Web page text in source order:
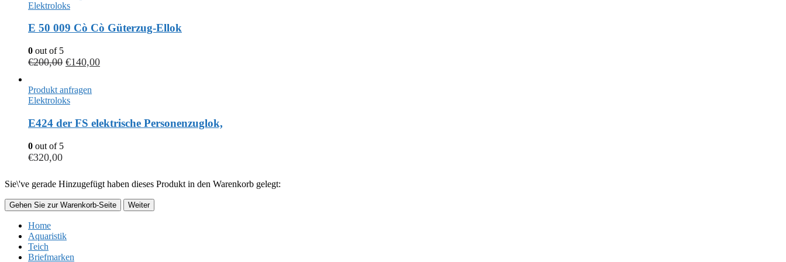
Elektroloks
E 50 009 Cò Cò Güterzug-Ellok
0 out of 5
€200,00 €140,00
Produkt anfragen
Elektroloks
E424 der FS elektrische Personenzuglok,
0 out of 5
€320,00
Sie\'ve gerade Hinzugefügt haben dieses Produkt in den Warenkorb gelegt:
Gehen Sie zur Warenkorb-Seite Weiter
Home
Aquaristik
Teich
Briefmarken